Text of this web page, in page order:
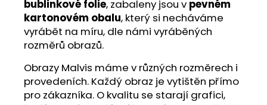
bublinkové folie, zabaleny jsou v pevném
kartonovém obalu, který si necháváme
vyrábět na míru, dle námi vyráběných
rozměrů obrazů.
Obrazy Malvis máme v různých rozměrech i
provedeních. Každý obraz je vytištěn přímo
pro zákazníka. O kvalitu se starají grafici,